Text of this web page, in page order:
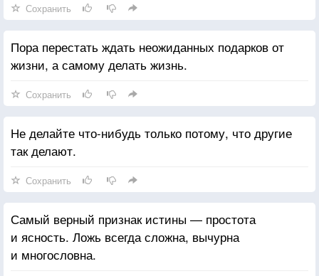
Сохранить
Пора перестать ждать неожиданных подарков от
жизни, а самому делать жизнь.
Сохранить
Не делайте что-нибудь только потому, что другие
так делают.
Сохранить
Самый верный признак истины — простота
и ясность. Ложь всегда сложна, вычурна
и многословна.